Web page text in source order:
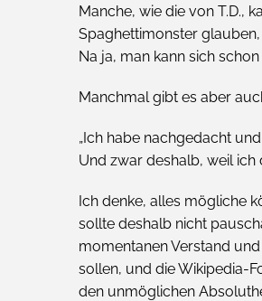
Manche, wie die von T.D.,
Spaghettimonster
Na ja, man kann sich
Manchmal gibt es aber
„Ich habe nachgedacht
Und zwar deshalb, weil
Ich denke, alles mögliche
sollte deshalb nicht
momentanen Verstand
sollen, und die Wikipedia-
den unmöglichen